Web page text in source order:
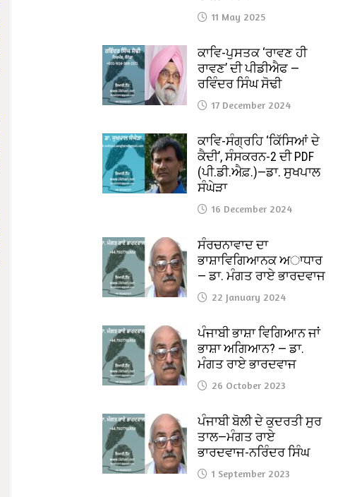
11 May 2025
ਕਾਵਿ-ਪੁਸਤਕ ‘ਰਾਵਣ ਹੀ
ਰਾਵਣ’ ਦੀ ਪੀਡੀਐਫ —
ਰਵਿੰਦਰ ਸਿੰਘ ਸੋਢੀ
17 December 2024
ਕਾਵਿ-ਸੰਗ੍ਰਹਿ ‘ਕਿੱਸਿਆਂ ਦੇ
ਕੈਦੀ’, ਸੰਸਕਰਨ-2 ਦੀ PDF
(ਪੀ.ਡੀ.ਐਫ਼.)—ਡਾ. ਸੁਖਪਾਲ
ਸੰਘੇੜਾ
16 December 2024
ਸੰਰਚਨਾਵਾਦ ਦਾ
ਭਾਸ਼ਾਵਿਗਿਆਨਕ ਅਾਧਾਰ
— ਡਾ. ਮੰਗਤ ਰਾਏ ਭਾਰਦਵਾਜ
22 January 2024
ਪੰਜਾਬੀ ਭਾਸ਼ਾ ਵਿਗਿਆਨ ਜਾਂ
ਭਾਸ਼ਾ ਅਗਿਆਨ? — ਡਾ.
ਮੰਗਤ ਰਾਏ ਭਾਰਦਵਾਜ
26 October 2023
ਪੰਜਾਬੀ ਬੋਲੀ ਦੇ ਕੁਦਰਤੀ ਸੁਰ
ਤਾਲ—ਮੰਗਤ ਰਾਏ
ਭਾਰਦਵਾਜ-ਨਰਿੰਦਰ ਸਿੰਘ
1 September 2023